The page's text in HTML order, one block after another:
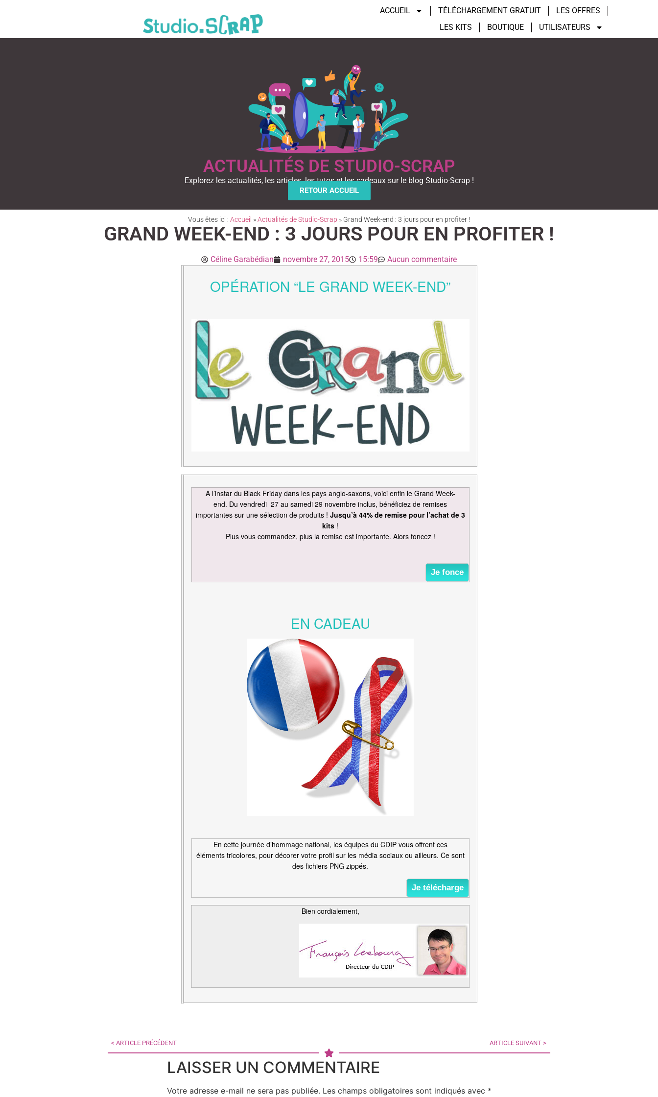
ACCUEIL TÉLÉCHARGEMENT GRATUIT
LES OFFRES
LES KITS
BOUTIQUE UTILISATEURS
ACTUALITÉS DE STUDIO-SCRAP
Explorez les actualités, les articles, les tutos et les cadeaux sur le blog Studio-Scrap !
RETOUR ACCUEIL
Vous êtes ici : Accueil »Actualités de Studio-Scrap » Grand Week-end : 3 jours pour en profiter !
GRAND WEEK-END : 3 JOURS POUR EN PROFITER !
Céline Garabédian novembre 27, 2015 15:59 Aucun commentaire
OPÉRATION “LE GRAND WEEK-END”
A l’instar du Black Friday dans les pays anglo-saxons, voici enfin le Grand Week-
end. Du vendredi 27 au samedi 29 novembre inclus, bénéficiez de remises
importantes sur une sélection de produits ! Jusqu’à 44% de remise pour l’achat de 3
kits !
Plus vous commandez, plus la remise est importante. Alors foncez !
Je fonce
EN CADEAU
En cette journée d’hommage national, les équipes du CDIP vous offrent ces
éléments tricolores, pour décorer votre profil sur les média sociaux ou ailleurs. Ce sont
des fichiers PNG zippés.
Je télécharge
Bien cordialement,
< ARTICLE PRÉCÉDENT ARTICLE SUIVANT >
LAISSER UN COMMENTAIRE
Votre adresse e-mail ne sera pas publiée. Les champs obligatoires sont indiqués avec *